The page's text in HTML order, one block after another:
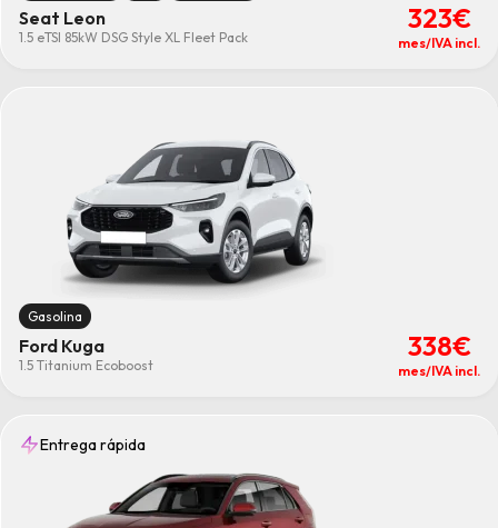
Seat Leon
1.5 eTSI 85kW DSG Style XL Fleet Pack
323€
mes/IVA incl.
Gasolina
Ford Kuga
1.5 Titanium Ecoboost
338€
mes/IVA incl.
Entrega rápida